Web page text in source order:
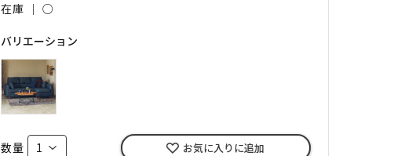
在庫 ｜○
バリエーション
数量 お気に入りに追加